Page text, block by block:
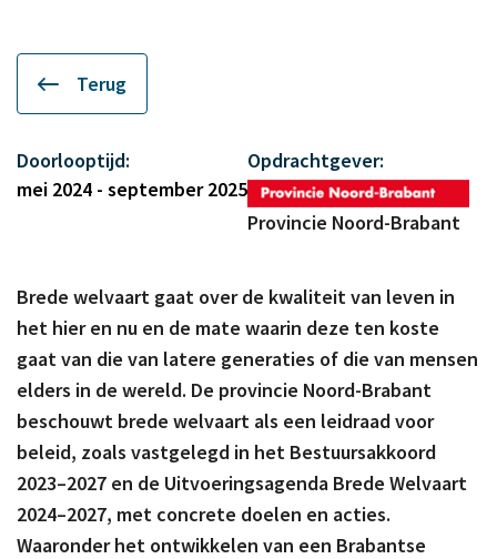
Terug
Doorlooptijd:
mei 2024 - september 2025
Opdrachtgever:
Provincie Noord-Brabant
Brede welvaart gaat over de kwaliteit van leven in
het hier en nu en de mate waarin deze ten koste
gaat van die van latere generaties of die van mensen
elders in de wereld. De provincie Noord-Brabant
beschouwt brede welvaart als een leidraad voor
beleid, zoals vastgelegd in het Bestuursakkoord
2023–2027 en de Uitvoeringsagenda Brede Welvaart
2024–2027, met concrete doelen en acties.
Waaronder het ontwikkelen van een Brabantse